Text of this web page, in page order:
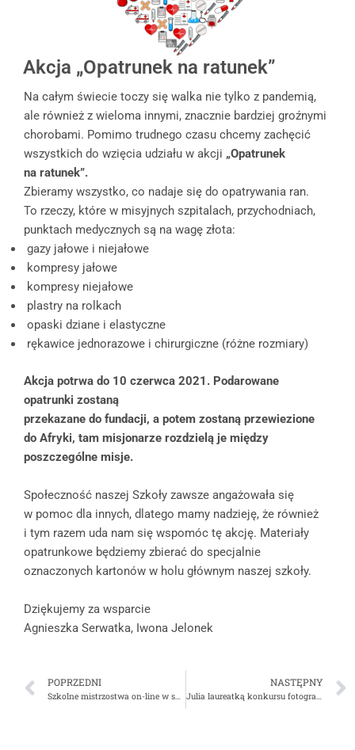
Akcja „Opatrunek na ratunek”
Na całym świecie toczy się walka nie tylko z pandemią,
ale również z wieloma innymi, znacznie bardziej groźnymi
chorobami. Pomimo trudnego czasu chcemy zachęcić
wszystkich do wzięcia udziału w akcji „Opatrunek
na ratunek”.
Zbieramy wszystko, co nadaje się do opatrywania ran.
To rzeczy, które w misyjnych szpitalach, przychodniach,
punktach medycznych są na wagę złota:
gazy jałowe i niejałowe
kompresy jałowe
kompresy niejałowe
plastry na rolkach
opaski dziane i elastyczne
rękawice jednorazowe i chirurgiczne (różne rozmiary)
Akcja potrwa do 10 czerwca 2021. Podarowane
opatrunki zostaną
przekazane do fundacji, a potem zostaną przewiezione
do Afryki, tam misjonarze rozdzielą je między
poszczególne misje.
Społeczność naszej Szkoły zawsze angażowała się
w pomoc dla innych, dlatego mamy nadzieję, że również
i tym razem uda nam się wspomóc tę akcję. Materiały
opatrunkowe będziemy zbierać do specjalnie
oznaczonych kartonów w holu głównym naszej szkoły.
Dziękujemy za wsparcie
Agnieszka Serwatka, Iwona Jelonek
POPRZEDNI
Szkolne mistrzostwa on-line w skakaniu na skakance
NASTĘPNY
Julia laureatką konkursu fotograficznego „Zaczytane Gliwice”